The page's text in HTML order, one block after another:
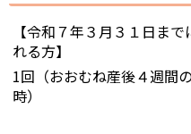
【令和７年３月３１日ま
れる方】
1回（おおむね産後４週間
時）